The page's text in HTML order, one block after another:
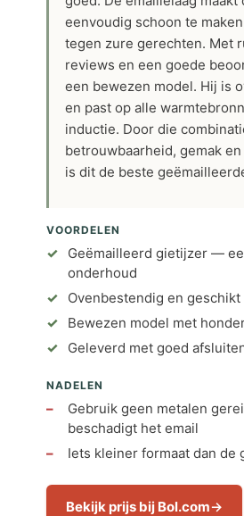
eenvoudig schoon te
tegen zure gerechten. Met
reviews en een goede
een bewezen model. Hij is
en past op alle
inductie. Door die
betrouwbaarheid, gemak
is dit de beste
VOORDELEN
Geëmailleerd gietijzer —
onderhoud
Ovenbestendig en
Bewezen model met
Geleverd met goed
NADELEN
Gebruik geen metalen
beschadigt het email
Iets kleiner formaat dan de
Bekijk prijs bij Bol.com